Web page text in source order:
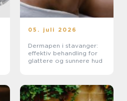
05. juli 2026
Dermapen i stavanger:
effektiv behandling for
glattere og sunnere hud